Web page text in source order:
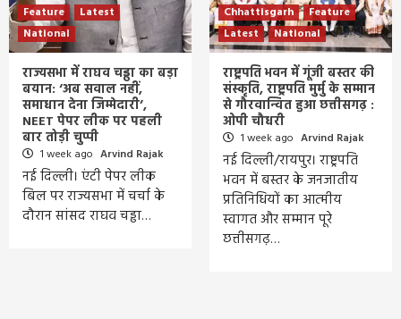
Feature
Latest
National
राज्यसभा में राघव चड्ढा का बड़ा
बयान: ‘अब सवाल नहीं,
समाधान देना जिम्मेदारी’,
NEET पेपर लीक पर पहली
बार तोड़ी चुप्पी
1 week ago Arvind Rajak
नई दिल्ली। एंटी पेपर लीक
बिल पर राज्यसभा में चर्चा के
दौरान सांसद राघव चड्ढा…
Chhattisgarh
Feature
Latest
National
राष्ट्रपति भवन में गूंजी बस्तर की
संस्कृति, राष्ट्रपति मुर्मु के सम्मान
से गौरवान्वित हुआ छत्तीसगढ़ :
ओपी चौधरी
1 week ago Arvind Rajak
नई दिल्ली/रायपुर। राष्ट्रपति
भवन में बस्तर के जनजातीय
प्रतिनिधियों का आत्मीय
स्वागत और सम्मान पूरे
छत्तीसगढ़…